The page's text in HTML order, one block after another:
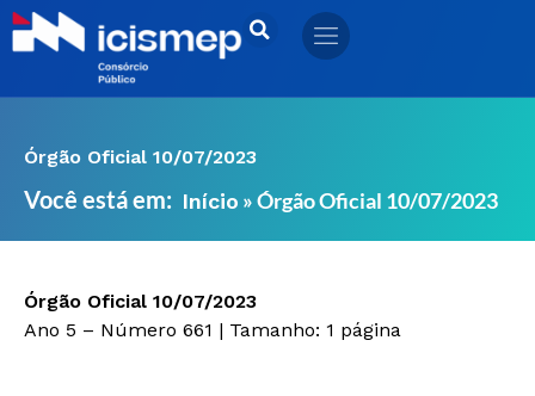
Ir
para
Órgão Oficial 10/07/2023
Você está em: Início »Órgão Oficial 10/07/2023
Órgão Oficial 10/07/2023
Ano 5 – Número 661 | Tamanho: 1 página